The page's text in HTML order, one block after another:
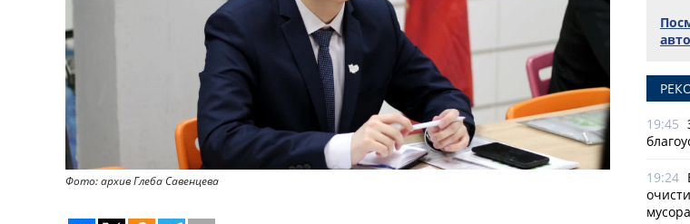
Фото: архив Глеба Савенцева
19:45
19:24
мусора